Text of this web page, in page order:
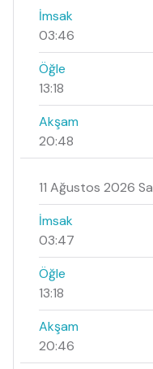
İmsak
03:46
Öğle
13:18
Akşam
20:48
11 Ağustos 2026 Sa
İmsak
03:47
Öğle
13:18
Akşam
20:46